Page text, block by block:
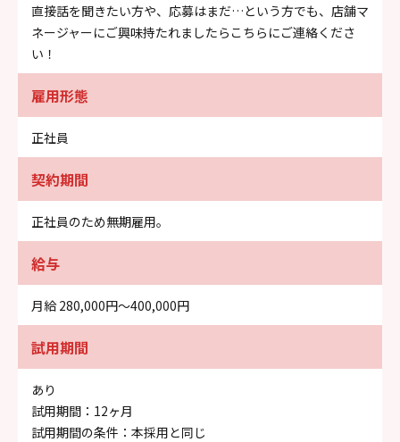
直接話を聞きたい方や、応募はまだ…という方でも、店舗マ
ネージャーにご興味持たれましたらこちらにご連絡くださ
い！
雇用形態
正社員
契約期間
正社員のため無期雇用。
給与
月給 280,000円〜400,000円
試用期間
あり
試用期間：12ヶ月
試用期間の条件：本採用と同じ